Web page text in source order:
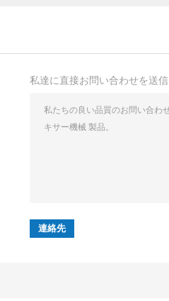
私達に直接お問い合わせを送信